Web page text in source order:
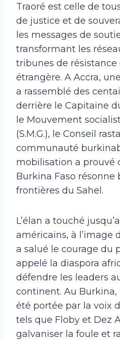
Traoré est celle de
de justice et de
les messages de
transformant les
tribunes de résistance
étrangère. A Accra,
a rassemblé des
derrière le Capitaine
le Mouvement
(S.M.G.), le Conseil
communauté
mobilisation a prouvé
Burkina Faso résonne
frontières du Sahel.
L’élan a touché
américains, à l’image
a salué le courage du
appelé la diaspora
défendre les leaders
continent. Au
été portée par la voix
tels que Floby et Dez
galvaniser la foule et